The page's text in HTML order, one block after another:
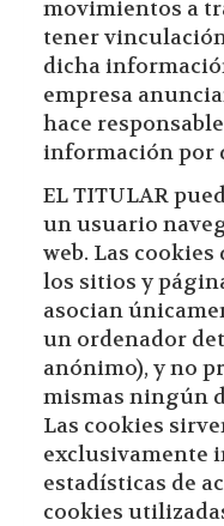
movimientos a
tener
dicha
empresa
hace
información por
EL TITULAR
un usuario
web. Las
los sitios y
asocian
un ordenador
anónimo), y no
mismas ningún
Las cookies
exclusivamente
estadísticas de
cookies